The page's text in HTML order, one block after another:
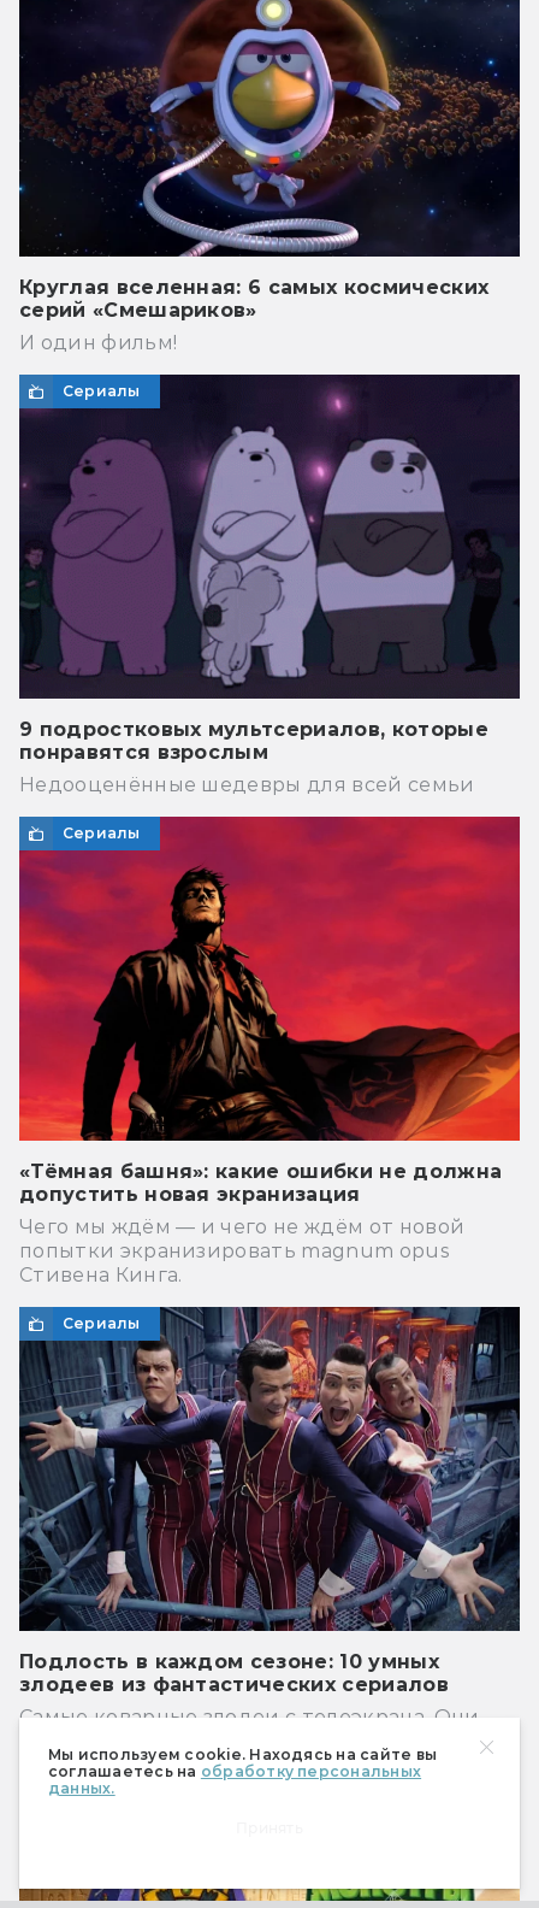
Мы используем cookie. Находясь на сайте вы
соглашаетесь на обработку персональных
данных.
Круглая вселенная: 6 самых космических
серий «Смешариков»
И один фильм!
Сериалы
9 подростковых мультсериалов, которые
понравятся взрослым
Недооценённые шедевры для всей семьи
Сериалы
«Тёмная башня»: какие ошибки не должна
допустить новая экранизация
Чего мы ждём — и чего не ждём от новой
попытки экранизировать magnum opus
Стивена Кинга.
Сериалы
Подлость в каждом сезоне: 10 умных
злодеев из фантастических сериалов
Самые коварные злодеи с телеэкрана. Они
РЕКЛАМА